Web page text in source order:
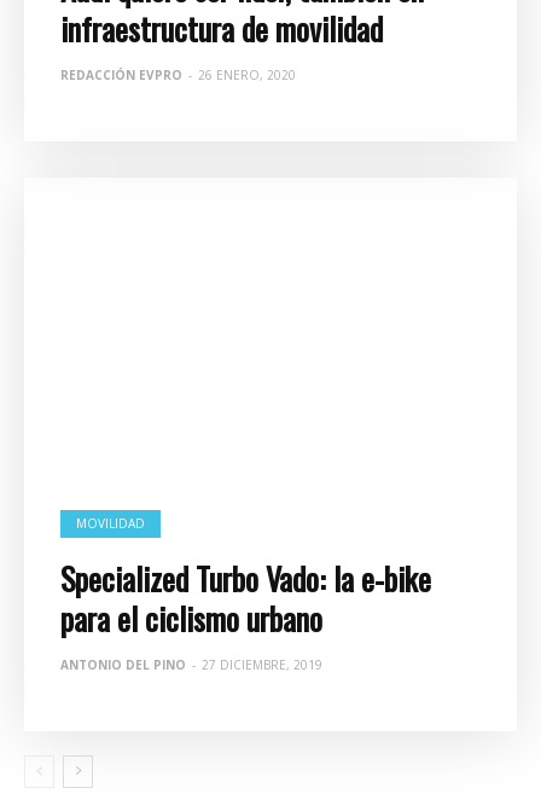
infraestructura de movilidad
REDACCIÓN EVPRO - 26 ENERO, 2020
MOVILIDAD
Specialized Turbo Vado: la e-bike
para el ciclismo urbano
ANTONIO DEL PINO - 27 DICIEMBRE, 2019